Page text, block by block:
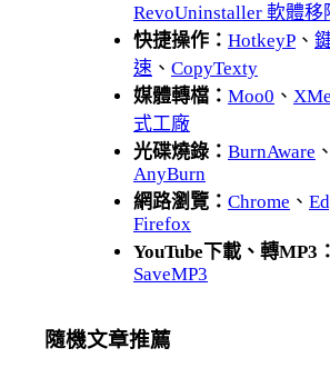
RevoUninstaller 軟體移
快捷操作： HotkeyP 、
速 、 CopyTexty
媒體轉檔： Moo0 、
式工廠
光碟燒錄： BurnAware 、
AnyBurn
網路瀏覽： Chrome 、
Firefox
YouTube下載、轉MP3：
SaveMP3
隨機文章推薦